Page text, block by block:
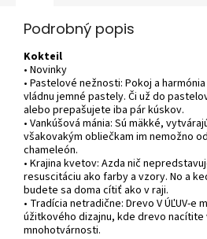
Podrobný popis
Kokteil
• Novinky
• Pastelové nežnosti: Pokoj a
vládnu jemné pastely. Či už do
alebo prepašujete iba pár kúskov.
• Vankúšová mánia: Sú mäkké,
všakovakým obliečkam im nemožno
chameleón.
• Krajina kvetov: Azda nič
resuscitáciu ako farby a vzory. No a
budete sa doma cítiť ako v raji.
• Tradícia netradične: Drevo V ÚĽUV-
úžitkového dizajnu, kde drevo nacítite
mnohotvárnosti.